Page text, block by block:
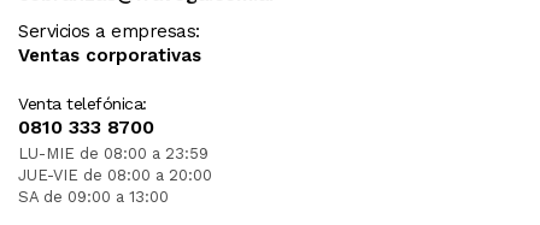
Servicios a empresas:
Ventas corporativas
Venta telefónica:
0810 333 8700
LU-MIE de 08:00 a 23:59
JUE-VIE de 08:00 a 20:00
SA de 09:00 a 13:00